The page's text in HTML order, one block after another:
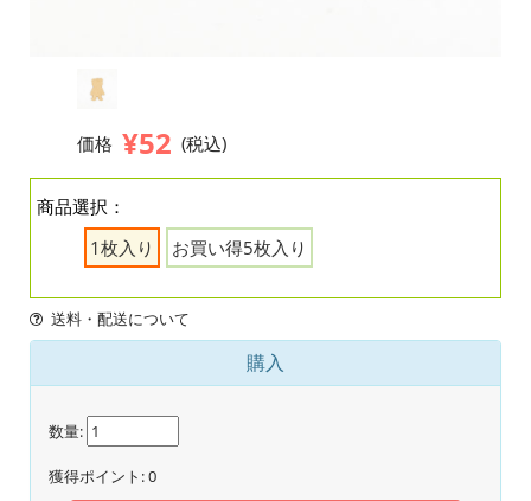
価格 ¥52 (税込)
商品選択：
1枚入り
お買い得5枚入り
送料・配送について
購入
数量:
獲得ポイント:0